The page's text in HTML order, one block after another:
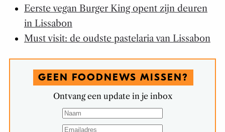
Eerste vegan Burger King opent zijn deuren
in Lissabon
Must visit: de oudste pastelaria van Lissabon
GEEN FOODNEWS MISSEN?
Ontvang een update in je inbox